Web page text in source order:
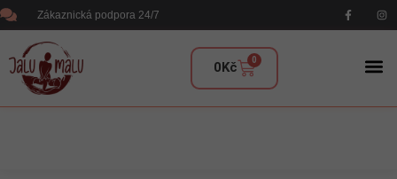
Zákaznická podpora 24/7
0Kč 0